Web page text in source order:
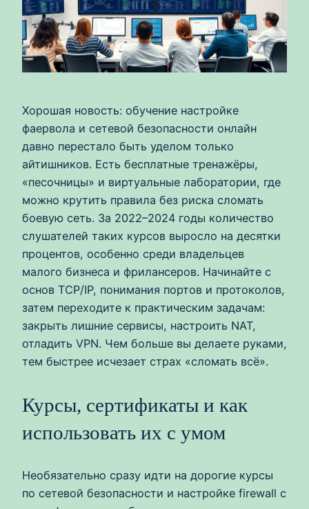
Хорошая новость: обучение настройке
фаервола и сетевой безопасности онлайн
давно перестало быть уделом только
айтишников. Есть бесплатные тренажёры,
«песочницы» и виртуальные лаборатории, где
можно крутить правила без риска сломать
боевую сеть. За 2022–2024 годы количество
слушателей таких курсов выросло на десятки
процентов, особенно среди владельцев
малого бизнеса и фрилансеров. Начинайте с
основ TCP/IP, понимания портов и протоколов,
затем переходите к практическим задачам:
закрыть лишние сервисы, настроить NAT,
отладить VPN. Чем больше вы делаете руками,
тем быстрее исчезает страх «сломать всё».
Курсы, сертификаты и как
использовать их с умом
Необязательно сразу идти на дорогие курсы
по сетевой безопасности и настройке firewall с